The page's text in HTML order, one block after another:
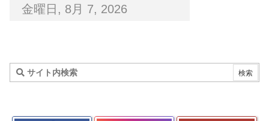
金曜日, 8月 7, 2026